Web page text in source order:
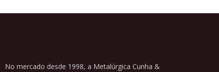
No mercado desde 1998, a Metalúrgica Cunha &